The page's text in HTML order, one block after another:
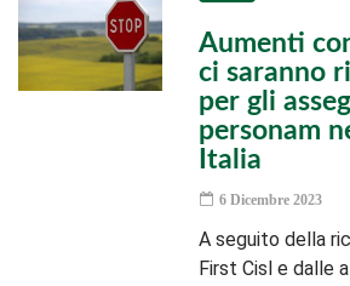
Aumenti
ci saranno
per gli
personam
Italia
6 Dicembre 2023
A seguito della
First Cisl e dalle